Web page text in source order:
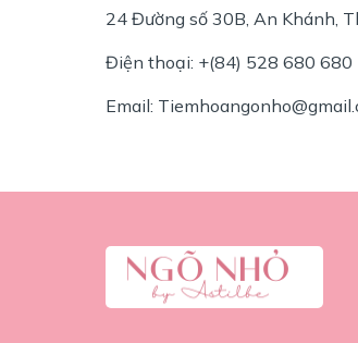
24 Đường số 30B, An Khánh,
Điện thoại: +(84) 528 680 680
Email: